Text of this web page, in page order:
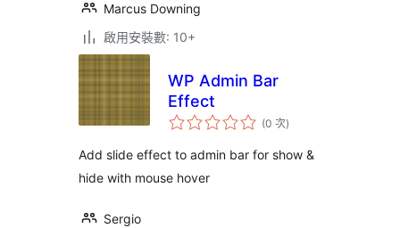
Marcus Downing
啟用安裝數: 10+
WP Admin Bar
Effect
(0 次評
分
數
)
Add slide effect to admin bar for show &
hide with mouse hover
Sergio